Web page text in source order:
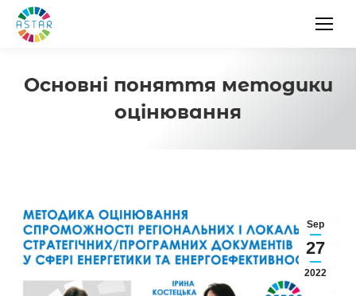
Основні поняття методики
оцінювання
Sep
27
2022